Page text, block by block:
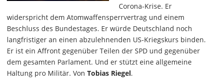
Corona-Krise. Er
widerspricht dem Atomwaffensperrvertrag und einem
Beschluss des Bundestages. Er würde Deutschland noch
langfristiger an einen abzulehnenden US-Kriegskurs binden.
Er ist ein Affront gegenüber Teilen der SPD und gegenüber
dem gesamten Parlament. Und er stützt eine allgemeine
Haltung pro Militär. Von Tobias Riegel.